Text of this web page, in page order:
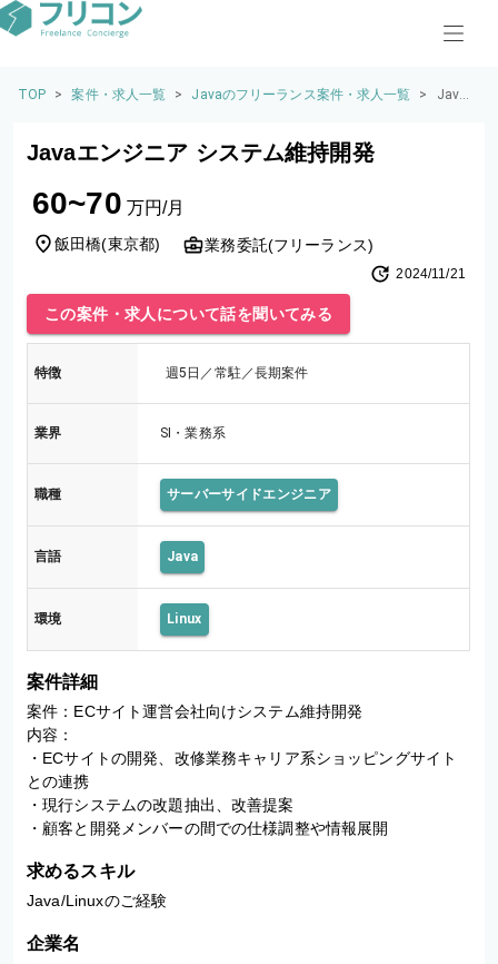
TOP > 案件・求人一覧 > Javaのフリーランス案件・求人一覧 >
Java
Javaエンジニア システム維持開発
60~70 万円/月
飯田橋(東京都) 業務委託(フリーランス)
2024/11/21
この案件・求人について話を聞いてみる
特徴 週5日／常駐／長期案件
業界 SI・業務系
職種 サーバーサイドエンジニア
言語 Java
環境 Linux
案件詳細
案件：ECサイト運営会社向けシステム維持開発
内容：
・ECサイトの開発、改修業務キャリア系ショッピングサイト
との連携
・現行システムの改題抽出、改善提案
・顧客と開発メンバーの間での仕様調整や情報展開
求めるスキル
Java/Linuxのご経験
企業名